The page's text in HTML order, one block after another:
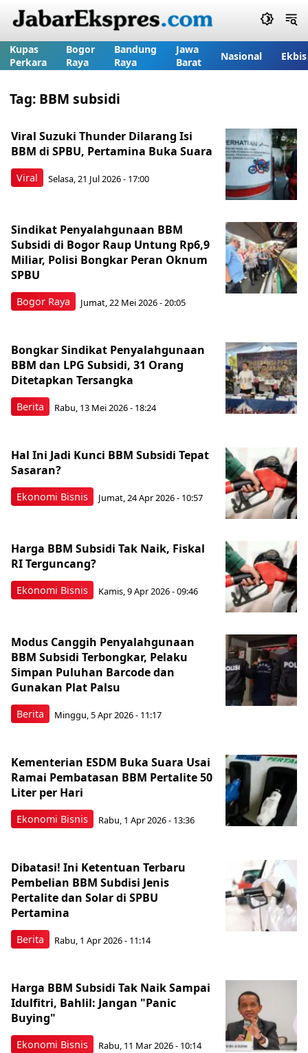
Kupas
Perkara
Bogor
Raya
Bandung
Raya
Jawa
Barat
Nasional Ekbis
Tag: BBM subsidi
Viral
Viral Suzuki Thunder Dilarang Isi
BBM di SPBU, Pertamina Buka Suara
Selasa, 21 Jul 2026 - 17:00
Bogor Raya
Sindikat Penyalahgunaan BBM
Subsidi di Bogor Raup Untung Rp6,9
Miliar, Polisi Bongkar Peran Oknum
SPBU
Jumat, 22 Mei 2026 - 20:05
Berita
Bongkar Sindikat Penyalahgunaan
BBM dan LPG Subsidi, 31 Orang
Ditetapkan Tersangka
Rabu, 13 Mei 2026 - 18:24
Ekonomi Bisnis
Hal Ini Jadi Kunci BBM Subsidi Tepat
Sasaran?
Jumat, 24 Apr 2026 - 10:57
Ekonomi Bisnis
Harga BBM Subsidi Tak Naik, Fiskal
RI Terguncang?
Kamis, 9 Apr 2026 - 09:46
Berita
Modus Canggih Penyalahgunaan
BBM Subsidi Terbongkar, Pelaku
Simpan Puluhan Barcode dan
Gunakan Plat Palsu
Minggu, 5 Apr 2026 - 11:17
Ekonomi Bisnis
Kementerian ESDM Buka Suara Usai
Ramai Pembatasan BBM Pertalite 50
Liter per Hari
Rabu, 1 Apr 2026 - 13:36
Berita
Dibatasi! Ini Ketentuan Terbaru
Pembelian BBM Subdisi Jenis
Pertalite dan Solar di SPBU
Pertamina
Rabu, 1 Apr 2026 - 11:14
Ekonomi Bisnis
Harga BBM Subsidi Tak Naik Sampai
Idulfitri, Bahlil: Jangan "Panic
Buying"
Rabu, 11 Mar 2026 - 10:14